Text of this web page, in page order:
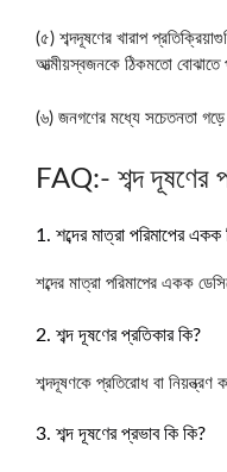
(৫) শব্দদূষণের খারাপ
আত্মীয়স্বজনকে ঠিকমতো বোঝাতে
(৬) জনগণের মধ্যে সচেতনতা
FAQ:- শব্দ দূষণের
1. শব্দের মাত্রা পরিমাপের একক
শব্দের মাত্রা পরিমাপের একক
2. শব্দ দূষণের প্রতিকার কি?
শব্দদূষণকে প্রতিরোধ বা নিয়ন্ত্রণ
3. শব্দ দূষণের প্রভাব কি কি?